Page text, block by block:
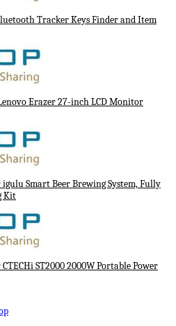
Tracker Keys Finder and Item
Erazer 27-inch LCD Monitor
Smart Beer Brewing System, Fully
Kit
ST2000 2000W Portable Power